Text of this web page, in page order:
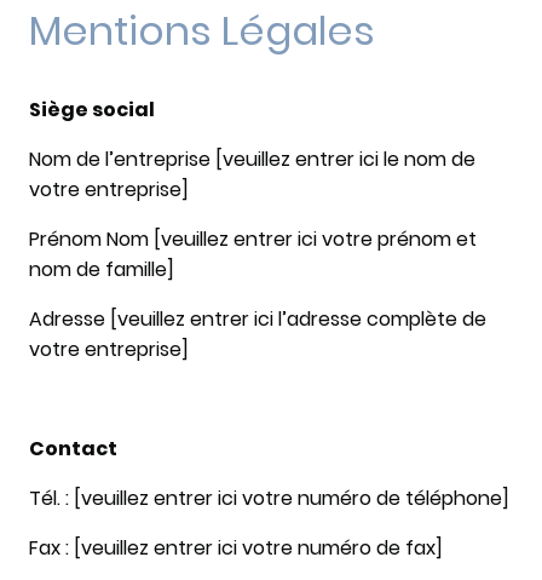
Mentions Légales
Siège social
Nom de l’entreprise [veuillez entrer ici le nom de
votre entreprise]
Prénom Nom [veuillez entrer ici votre prénom et
nom de famille]
Adresse [veuillez entrer ici l’adresse complète de
votre entreprise]
Contact
Tél. : [veuillez entrer ici votre numéro de téléphone]
Fax : [veuillez entrer ici votre numéro de fax]